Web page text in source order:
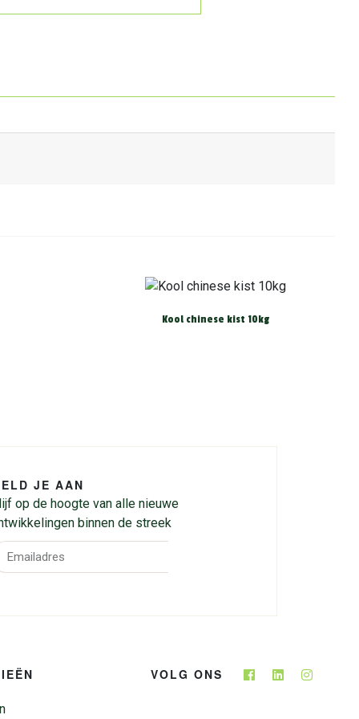
Kool chinese kist 10kg
JE AAN
op de hoogte van alle nieuwe
binnen de streek
VOLG ONS